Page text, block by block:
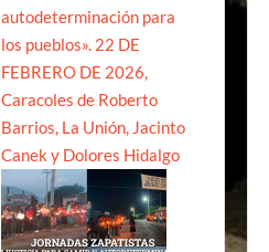
autodeterminación para
los pueblos». 22 DE
FEBRERO DE 2026,
Caracoles de Roberto
Barrios, La Unión, Jacinto
Canek y Dolores Hidalgo